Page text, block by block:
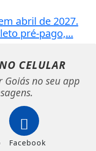
abril de 2027.
pré-pago,...
CELULAR
Goiás no seu app
Facebook